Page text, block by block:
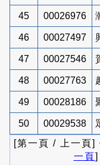
45 00026976
46 00027497
47 00027546
48 00027763
49 00028186
50 00029538
[第一頁 / 上一頁]
一頁]